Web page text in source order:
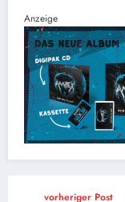
Anzeige
vorheriger Post